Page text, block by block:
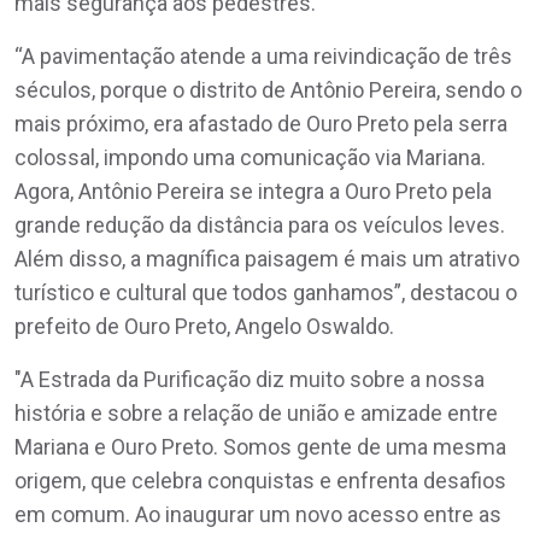
“A pavimentação atende a uma reivindicação de três
séculos, porque o distrito de Antônio Pereira, sendo o
mais próximo, era afastado de Ouro Preto pela serra
colossal, impondo uma comunicação via Mariana.
Agora, Antônio Pereira se integra a Ouro Preto pela
grande redução da distância para os veículos leves.
Além disso, a magnífica paisagem é mais um atrativo
turístico e cultural que todos ganhamos”, destacou o
prefeito de Ouro Preto, Angelo Oswaldo.
"A Estrada da Purificação diz muito sobre a nossa
história e sobre a relação de união e amizade entre
Mariana e Ouro Preto. Somos gente de uma mesma
origem, que celebra conquistas e enfrenta desafios
em comum. Ao inaugurar um novo acesso entre as